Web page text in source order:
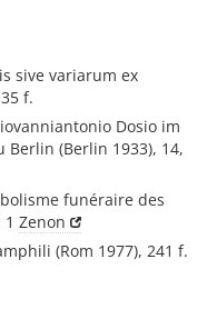
sive variarum ex
f.
Dosio im
(Berlin 1933), 14,
funéraire des
Zenon
(Rom 1977), 241 f.